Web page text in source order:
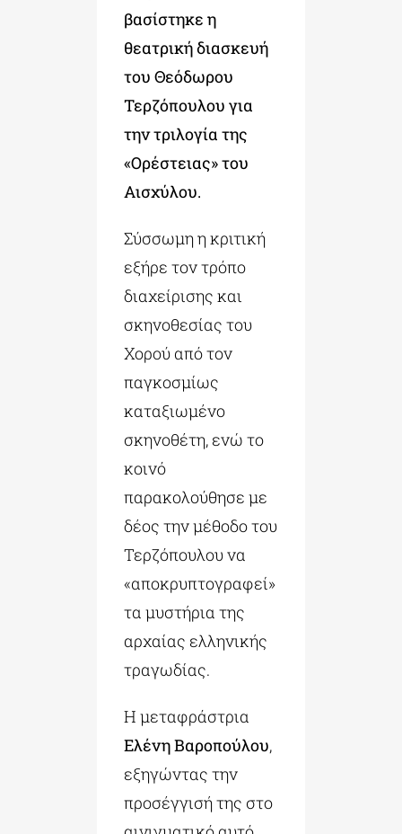
βασίστηκε η
θεατρική διασκευή
του Θεόδωρου
Τερζόπουλου για
την τριλογία της
«Ορέστειας» του
Αισχύλου.
Σύσσωμη η κριτική
εξήρε τον τρόπο
διαχείρισης και
σκηνοθεσίας του
Χορού από τον
παγκοσμίως
καταξιωμένο
σκηνοθέτη, ενώ το
κοινό
παρακολούθησε με
δέος την μέθοδο του
Τερζόπουλου να
«αποκρυπτογραφεί»
τα μυστήρια της
αρχαίας ελληνικής
τραγωδίας.
Η μεταφράστρια
Ελένη Βαροπούλου,
εξηγώντας την
προσέγγισή της στο